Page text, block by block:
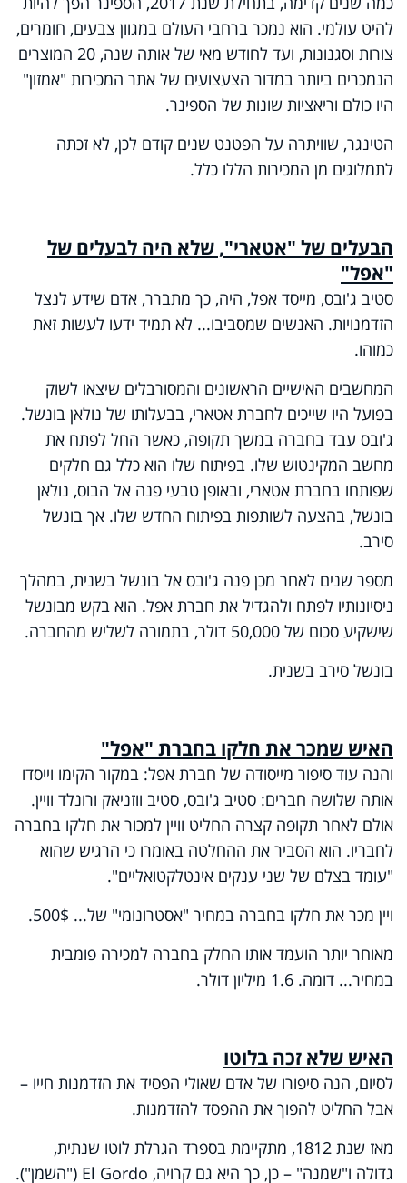
להיט עולמי. הוא נמכר ברחבי העולם במגוון צבעים, חומרים,
צורות וסגנונות, ועד לחודש מאי של אותה שנה, 20 המוצרים
הנמכרים ביותר במדור הצעצועים של אתר המכירות "אמזון"
היו כולם וריאציות שונות של הספינר.
הטינגר, שוויתרה על הפטנט שנים קודם לכן, לא זכתה
לתמלוגים מן המכירות הללו כלל.
הבעלים של "אטארי", שלא היה לבעלים של
"אפל"
סטיב ג'ובס, מייסד אפל, היה, כך מתברר, אדם שידע לנצל
הזדמנויות. האנשים שמסביבו... לא תמיד ידעו לעשות זאת
כמוהו.
המחשבים האישיים הראשונים והמסורבלים שיצאו לשוק
בפועל היו שייכים לחברת אטארי, בבעלותו של נולאן בונשל.
ג'ובס עבד בחברה במשך תקופה, כאשר החל לפתח את
מחשב המקינטוש שלו. בפיתוח שלו הוא כלל גם חלקים
שפותחו בחברת אטארי, ובאופן טבעי פנה אל הבוס, נולאן
בונשל, בהצעה לשותפות בפיתוח החדש שלו. אך בונשל
סירב.
מספר שנים לאחר מכן פנה ג'ובס אל בונשל בשנית, במהלך
ניסיונותיו לפתח ולהגדיל את חברת אפל. הוא בקש מבונשל
שישקיע סכום של 50,000 דולר, בתמורה לשליש מהחברה.
בונשל סירב בשנית.
האיש שמכר את חלקו בחברת "אפל"
והנה עוד סיפור מייסודה של חברת אפל: במקור הקימו וייסדו
אותה שלושה חברים: סטיב ג'ובס, סטיב ווזניאק ורונלד וויין.
אולם לאחר תקופה קצרה החליט וויין למכור את חלקו בחברה
לחבריו. הוא הסביר את ההחלטה באומרו כי הרגיש שהוא
"עומד בצלם של שני ענקים אינטלקטואליים".
ויין מכר את חלקו בחברה במחיר "אסטרונומי" של... 500$.
מאוחר יותר הועמד אותו החלק בחברה למכירה פומבית
במחיר... דומה. 1.6 מיליון דולר.
האיש שלא זכה בלוטו
לסיום, הנה סיפורו של אדם שאולי הפסיד את הזדמנות חייו –
אבל החליט להפוך את ההפסד להזדמנות.
מאז שנת 1812, מתקיימת בספרד הגרלת לוטו שנתית,
גדולה ו"שמנה" – כן, כך היא גם קרויה, El Gordo ("השמן").